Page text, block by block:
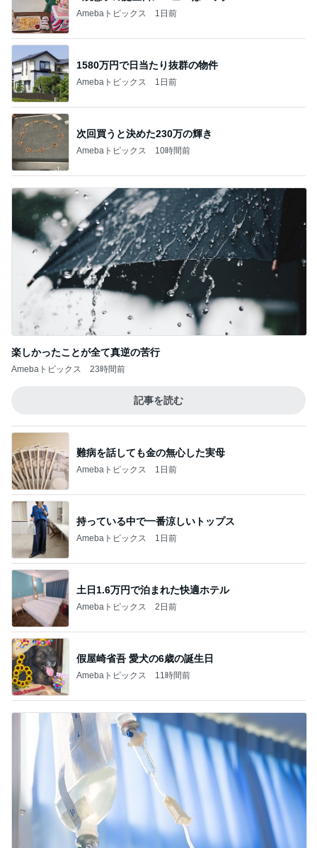
Amebaトピックス 1日前
1580万円で日当たり抜群の物件
Amebaトピックス 1日前
次回買うと決めた230万の輝き
Amebaトピックス 10時間前
楽しかったことが全て真逆の苦行
Amebaトピックス 23時間前
記事を読む
難病を話しても金の無心した実母
Amebaトピックス 1日前
持っている中で一番涼しいトップス
Amebaトピックス 1日前
土日1.6万円で泊まれた快適ホテル
Amebaトピックス 2日前
假屋崎省吾 愛犬の6歳の誕生日
Amebaトピックス 11時間前